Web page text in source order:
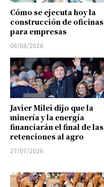
Cómo se ejecuta hoy la
construcción de oficinas
para empresas
06/08/2026
Javier Milei dijo que la
minería y la energía
financiarán el final de las
retenciones al agro
27/07/2026